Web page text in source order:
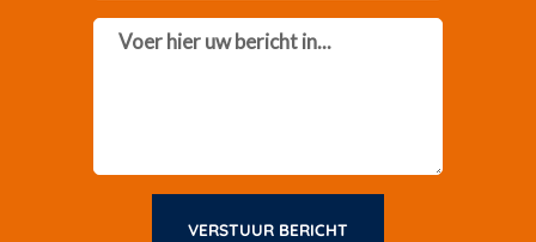
Message
VERSTUUR BERICHT